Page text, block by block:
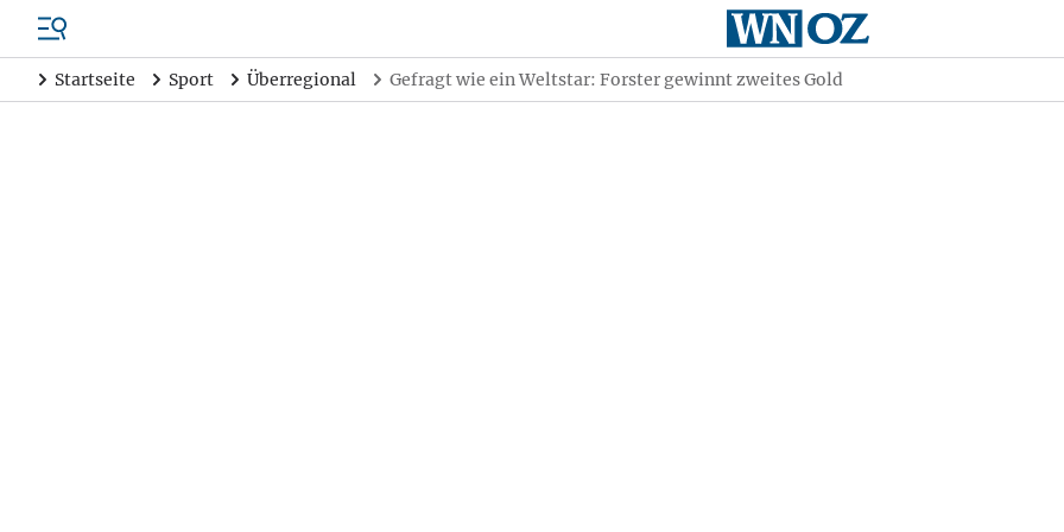
Startseite Sport Überregional Gefragt wie ein Weltstar: Forster gewinnt zweites Gold